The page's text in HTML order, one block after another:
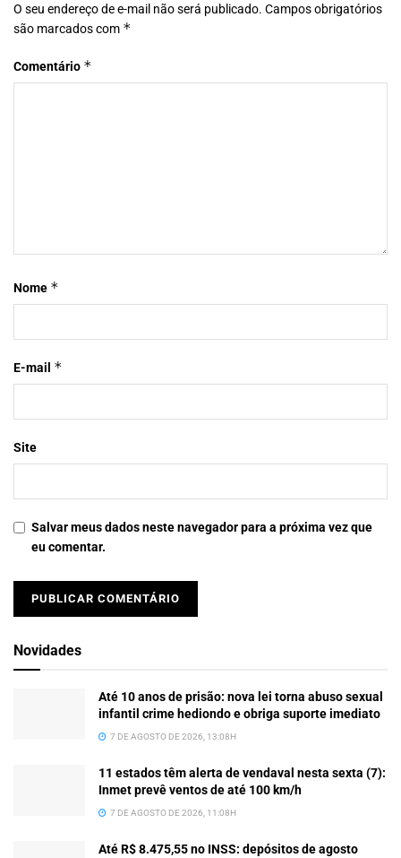
O seu endereço de e-mail não será publicado. Campos obrigatórios
são marcados com *
Comentário *
Nome *
E-mail *
Site
Salvar meus dados neste navegador para a próxima vez que
eu comentar.
Novidades
Até 10 anos de prisão: nova lei torna abuso sexual
infantil crime hediondo e obriga suporte imediato
7 DE AGOSTO DE 2026, 13:08H
11 estados têm alerta de vendaval nesta sexta (7):
Inmet prevê ventos de até 100 km/h
7 DE AGOSTO DE 2026, 11:08H
Até R$ 8.475,55 no INSS: depósitos de agosto